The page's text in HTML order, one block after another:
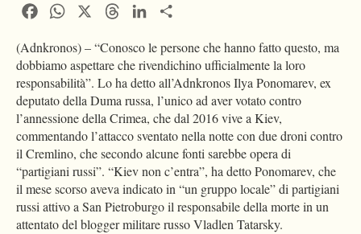
FacebookWhatsApp ThreadsLinkedIn
(Adnkronos) – “Conosco le persone che hanno fatto questo, ma
dobbiamo aspettare che rivendichino ufficialmente la loro
responsabilità”. Lo ha detto all’Adnkronos Ilya Ponomarev, ex
deputato della Duma russa, l’unico ad aver votato contro
l’annessione della Crimea, che dal 2016 vive a Kiev,
commentando l’attacco sventato nella notte con due droni contro
il Cremlino, che secondo alcune fonti sarebbe opera di
“partigiani russi”. “Kiev non c’entra”, ha detto Ponomarev, che
il mese scorso aveva indicato in “un gruppo locale” di partigiani
russi attivo a San Pietroburgo il responsabile della morte in un
attentato del blogger militare russo Vladlen Tatarsky.